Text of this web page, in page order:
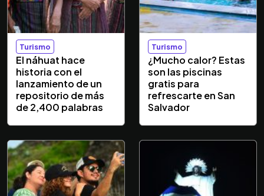
Turismo
El náhuat hace
historia con el
lanzamiento de un
repositorio de más
de 2,400 palabras
Turismo
¿Mucho calor? Estas
son las piscinas
gratis para
refrescarte en San
Salvador